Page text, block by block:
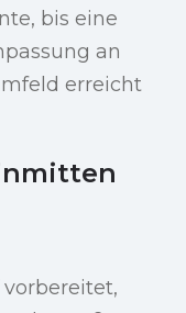
bis eine
an
erreicht